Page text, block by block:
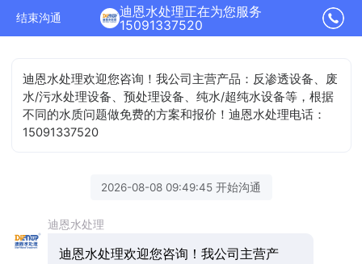
结束沟通
迪恩水处理正在为您服务
15091337520
迪恩水处理欢迎您咨询！我公司主营产品：反渗透设备、废
水/污水处理设备、预处理设备、纯水/超纯水设备等，根据
不同的水质问题做免费的方案和报价！迪恩水处理电话：
15091337520
2026-08-08 09:49:45 开始沟通
迪恩水处理
迪恩水处理欢迎您咨询！我公司主营产